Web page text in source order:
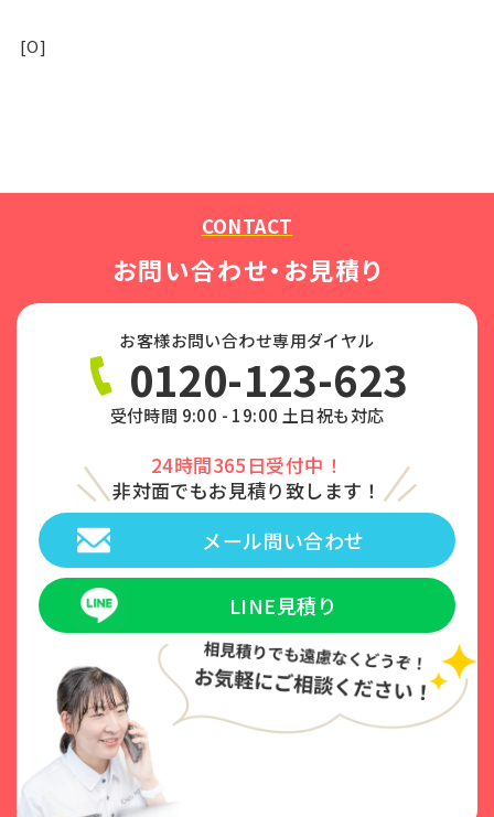
[O]
CONTACT
お問い合わせ・お見積り
お客様お問い合わせ専用ダイヤル
0120-123-623
受付時間 9:00 - 19:00 土日祝も対応
24時間365日受付中！
非対面でもお見積り致します！
メール問い合わせ
LINE見積り